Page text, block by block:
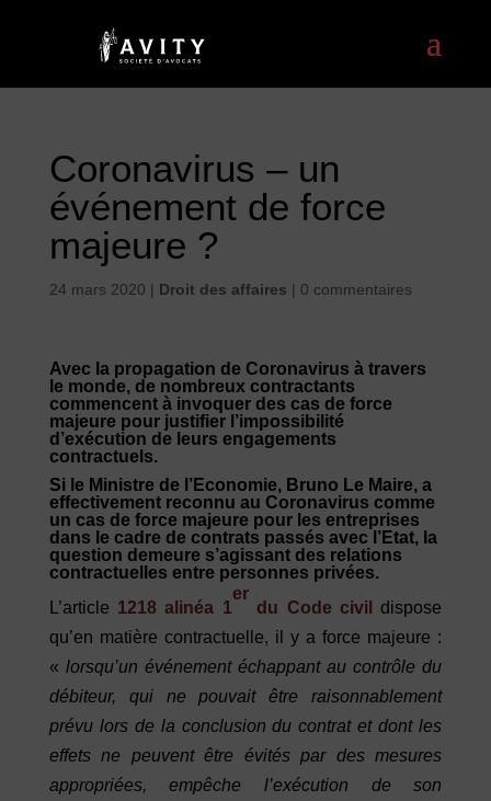
Coronavirus – un
événement de force
majeure ?
24 mars 2020 | Droit des affaires | 0 commentaires
Avec la propagation de Coronavirus à travers
le monde, de nombreux contractants
commencent à invoquer des cas de force
majeure pour justifier l’impossibilité
d’exécution de leurs engagements
contractuels.
Si le Ministre de l’Economie, Bruno Le Maire, a
effectivement reconnu au Coronavirus comme
un cas de force majeure pour les entreprises
dans le cadre de contrats passés avec l’Etat, la
question demeure s’agissant des relations
contractuelles entre personnes privées.
L’article 1218 alinéa 1
er
du Code civil
dispose
qu’en matière contractuelle, il y a force majeure :
« lorsqu’un événement échappant au contrôle du
débiteur, qui ne pouvait être raisonnablement
prévu lors de la conclusion du contrat et dont les
effets ne peuvent être évités par des mesures
appropriées, empêche l’exécution de son